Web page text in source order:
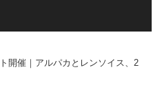
開催｜アルパカとレンソイス、2